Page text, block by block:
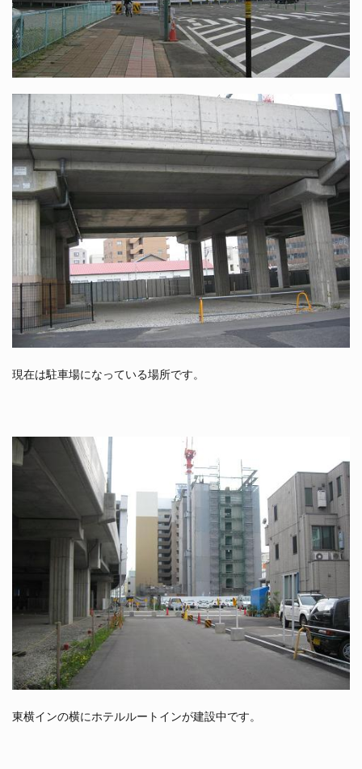
現在は駐車場になっている場所です。
東横インの横にホテルルートインが建設中です。